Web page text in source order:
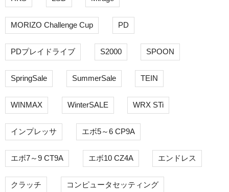
MORIZO Challenge Cup PD
PDプレイドライブ S2000 SPOON
SpringSale SummerSale TEIN
WINMAX WinterSALE WRX STi
インプレッサ エボ5～6 CP9A
エボ7～9 CT9A エボ10 CZ4A エンドレス
クラッチ コンピュータセッティング